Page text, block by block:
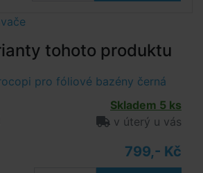
tohoto produktu
pro fóliové bazény černá
Skladem 5 ks
v úterý u vás
799,- Kč